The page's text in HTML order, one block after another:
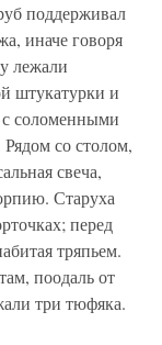
поддерживал
иначе говоря
лежали
штукатурки и
соломенными
со столом,
свеча,
Старуха
перед
тряпьем.
поодаль от
три тюфяка.